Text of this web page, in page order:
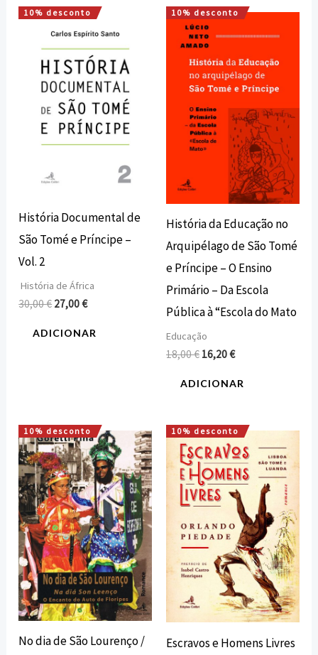
10% desconto
História Documental de
São Tomé e Príncipe –
Vol. 2
História de África
30,00€
O
preço
original
era:
30,00 €.
27,00€
O
preço
atual
é:
27,00 €.
ADICIONAR
10% desconto
História da Educação no
Arquipélago de São Tomé
e Príncipe – O Ensino
Primário – Da Escola
Pública à “Escola do Mato
Educação
18,00€
O
preço
original
era:
18,00 €.
16,20€
O
é:
16,20 €.
ADICIONAR
10% desconto
No dia de São Lourenço /
O
preço
original
era:
17,00 €.
O
preço
atual
é:
15,30 €.
10% desconto
Escravos e Homens Livres
O
preço
original
era:
16,00 €.
O
preço
atual
é:
14,40 €.